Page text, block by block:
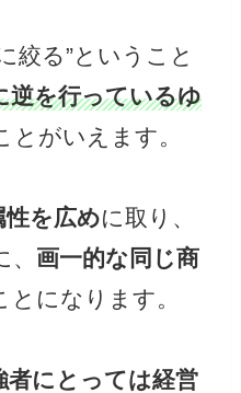
絞る”ということ
逆を行っているゆ
とがいえます。
性を広めに取り、
、 画一的な同じ商
とになります。
者にとっては経営